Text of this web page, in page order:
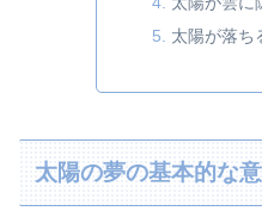
太陽が落ち
太陽の夢の基本的な